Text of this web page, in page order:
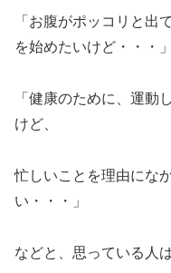
「お腹がポッコリと出
を始めたいけど・・・」
「健康のために、運動
けど、
忙しいことを理由にな
い・・・」
などと、思っている人